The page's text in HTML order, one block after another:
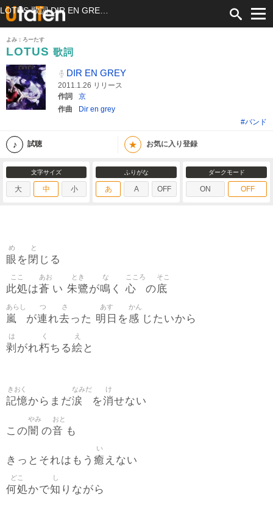
よみ：ろーたす
LOTUS 歌詞
DIR EN GREY
2011.1.26 リリース
作詞
京
作曲
Dir en grey
#バンド
試聴 ★ お気に入り登録
文字サイズ
大 中 小
ふりがな
あ A OFF
ダークモード
ON OFF
眼
め
を 閉
と
じる
此処
ここ
は蒼
あお
い 朱鷺
とき
が鳴
な
く 心
こころ
の底
そこ
嵐
あらし
が連
つ
れ去
さ
った 明日
あす
を感
かん
じたいから
剥
は
がれ朽
く
ちる絵
え
と
記憶
きおく
からまだ涙
なみだ
を消
け
せない
この闇
やみ
の音
おと
も
きっとそれはもう 癒
い
えない
何処
どこ
かで知
し
りながら